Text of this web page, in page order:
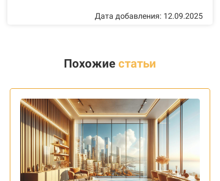
Дата добавления: 12.09.2025
Похожие статьи